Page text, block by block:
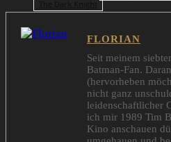
FLORIAN
Seit meinem
Batman-Fan.
(hervorheben
nicht ganz
leidenschaftlicher
ich mir 1989 Tim
Kino anschauen